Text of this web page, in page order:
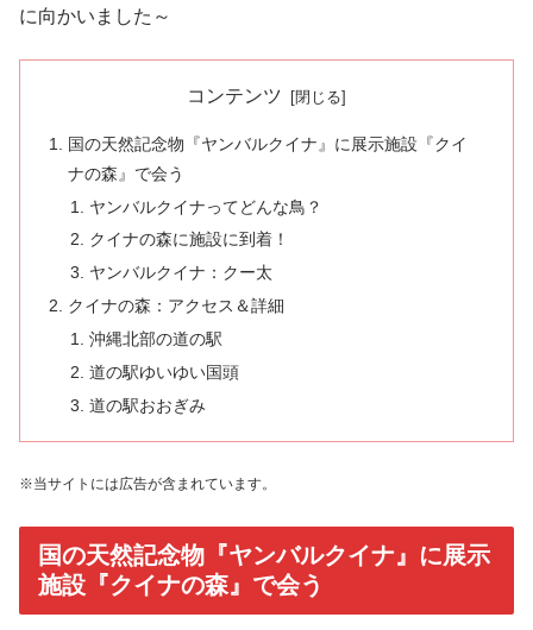
に向かいました～
コンテンツ
国の天然記念物『ヤンバルクイナ』に展示施設『クイ
ナの森』で会う
ヤンバルクイナってどんな鳥？
クイナの森に施設に到着！
ヤンバルクイナ：クー太
クイナの森：アクセス＆詳細
沖縄北部の道の駅
道の駅ゆいゆい国頭
道の駅おおぎみ
※当サイトには広告が含まれています。
国の天然記念物『ヤンバルクイナ』に展示
施設『クイナの森』で会う